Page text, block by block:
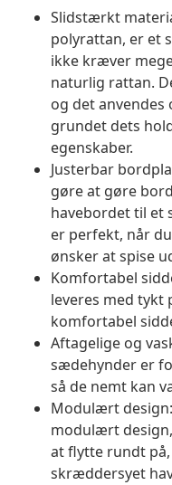
Slidstærkt
polyrattan, er et
ikke kræver
naturlig rattan.
og det
grundet dets
egenskaber.
Justerbar
gøre at gøre
havebordet til et
er perfekt, når
ønsker at spise
Komfortabel
leveres med tykt
komfortabel
Aftagelige og
sædehynder er
så de nemt kan
Modulært
modulært
at flytte rundt
skræddersyet